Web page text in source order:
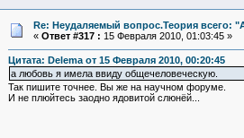
Re: Неудаляемый вопрос.Теория всего:
« Ответ #317 : 15 Февраля 2010, 01:03:45 »
Цитата: Delema от 15 Февраля 2010, 00:20:45
а любовь я имела ввиду общечеловеческую.
Так пишите точнее. Вы же на научном форуме.
И не плюйтесь заодно ядовитой слюнёй...